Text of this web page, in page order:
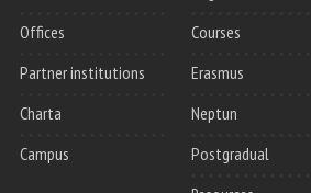
Offices
Partner institutions
Charta
Campus
Courses
Erasmus
Neptun
Postgradual